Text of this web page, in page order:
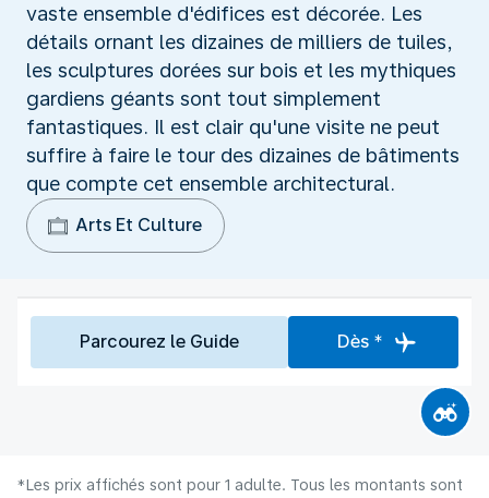
vaste ensemble d'édifices est décorée. Les
détails ornant les dizaines de milliers de tuiles,
les sculptures dorées sur bois et les mythiques
gardiens géants sont tout simplement
fantastiques. Il est clair qu'une visite ne peut
suffire à faire le tour des dizaines de bâtiments
que compte cet ensemble architectural.
Arts Et Culture
Parcourez le Guide Dès *
*Les prix affichés sont pour 1 adulte. Tous les montants sont